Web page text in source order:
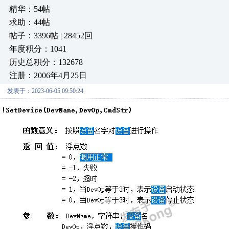
精华：54帖
求助：44帖
帖子：3396帖 | 28452回
年度积分：1041
历史总积分：132678
注册：2006年4月25日
发表于：2023-06-05 09:50:24